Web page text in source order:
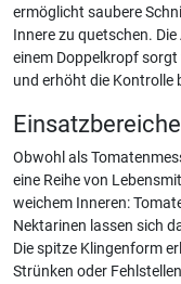
ermöglicht saubere
Innere zu quetschen.
einem Doppelkropf
und erhöht die Kontrolle
Obwohl als
eine Reihe von
weichem Inneren:
Nektarinen lassen sich
Die spitze Klingenform
Strünken oder